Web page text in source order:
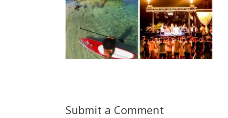
Submit a Comment